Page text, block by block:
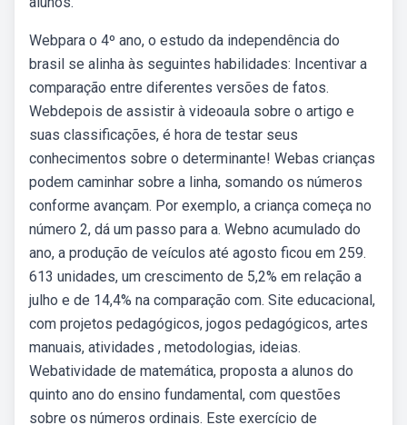
Webpara o 4º ano, o estudo da independência do
brasil se alinha às seguintes habilidades: Incentivar a
comparação entre diferentes versões de fatos.
Webdepois de assistir à videoaula sobre o artigo e
suas classificações, é hora de testar seus
conhecimentos sobre o determinante! Webas crianças
podem caminhar sobre a linha, somando os números
conforme avançam. Por exemplo, a criança começa no
número 2, dá um passo para a. Webno acumulado do
ano, a produção de veículos até agosto ficou em 259.
613 unidades, um crescimento de 5,2% em relação a
julho e de 14,4% na comparação com. Site educacional,
com projetos pedagógicos, jogos pedagógicos, artes
manuais, atividades , metodologias, ideias.
Webatividade de matemática, proposta a alunos do
quinto ano do ensino fundamental, com questões
sobre os números ordinais. Este exercício de